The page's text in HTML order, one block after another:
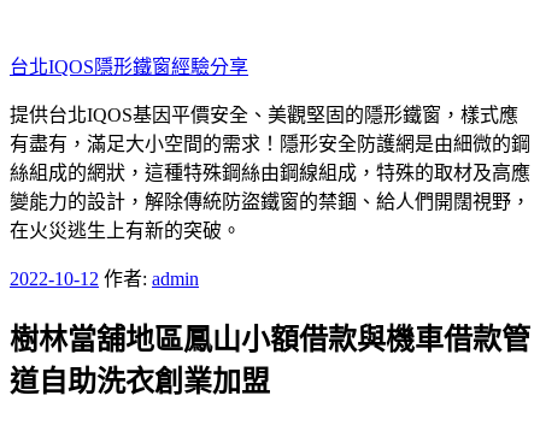
至
主
要
內
容
台北IQOS隱形鐵窗經驗分享
提供台北IQOS基因平價安全、美觀堅固的隱形鐵窗，樣式應
有盡有，滿足大小空間的需求！隱形安全防護網是由細微的鋼
絲組成的網狀，這種特殊鋼絲由鋼線組成，特殊的取材及高應
變能力的設計，解除傳統防盜鐵窗的禁錮、給人們開闊視野，
在火災逃生上有新的突破。
發
於
2022-10-12 作者: admin
樹林當舖地區鳳山小額借款與機車借款管
道自助洗衣創業加盟